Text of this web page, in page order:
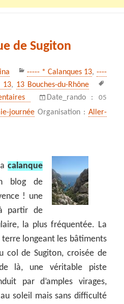
de Sugiton
Catégories
----- * Calanques 13, ----
13, 13 Bouches-du-Rhône
sur La calanque de Sugiton
Date_rando : 05
journéeOrganisation : Aller-
calanque
blog de
! une
partir de
la plus fréquentée. La
longeant les bâtiments
col de Sugiton, croisée de
là, une véritable piste
par d’amples virages,
soleil mais sans difficulté